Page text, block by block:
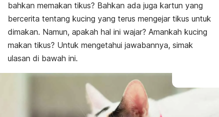
bahkan memakan tikus? Bahkan ada juga kartun yang
bercerita tentang kucing yang terus mengejar tikus untuk
dimakan. Namun, apakah hal ini wajar? Amankah kucing
makan tikus? Untuk mengetahui jawabannya, simak
ulasan di bawah ini.